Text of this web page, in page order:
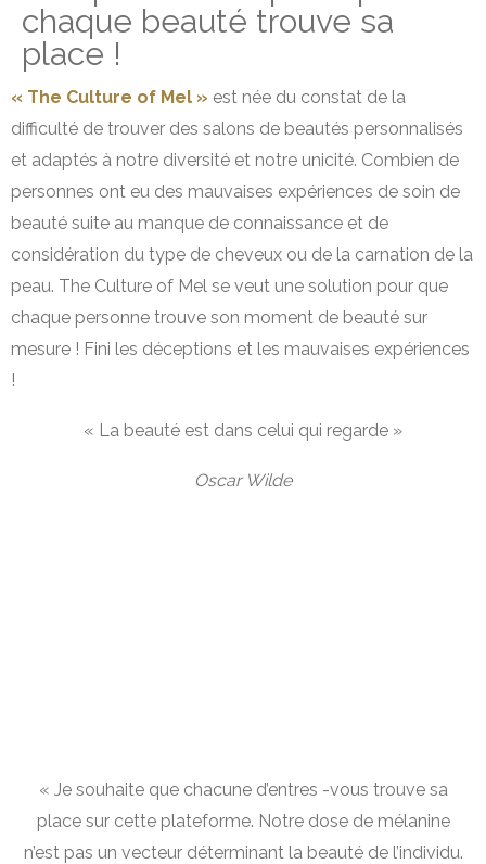
chaque beauté trouve sa
place !
« The Culture of Mel » est née du constat de la
difficulté de trouver des salons de beautés personnalisés
et adaptés à notre diversité et notre unicité. Combien de
personnes ont eu des mauvaises expériences de soin de
beauté suite au manque de connaissance et de
considération du type de cheveux ou de la carnation de la
peau. The Culture of Mel se veut une solution pour que
chaque personne trouve son moment de beauté sur
mesure ! Fini les déceptions et les mauvaises expériences
!
« La beauté est dans celui qui regarde »
Oscar Wilde
« Je souhaite que chacune d’entres -vous trouve sa
place sur cette plateforme. Notre dose de mélanine
n’est pas un vecteur déterminant la beauté de l’individu.